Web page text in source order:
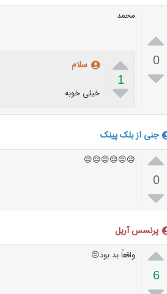

0

محمد

1

سلام
خیلی خوبه
جنی از بلک پینک

0

😔😔😔😔😔😔
پرنسس آریل

6
واقعاً بد بود😔